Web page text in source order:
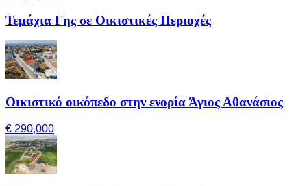
Τεμάχια Γης σε Οικιστικές Περιοχές
Οικιστικό οικόπεδο στην ενορία Άγιος Αθανάσιος
€ 290,000